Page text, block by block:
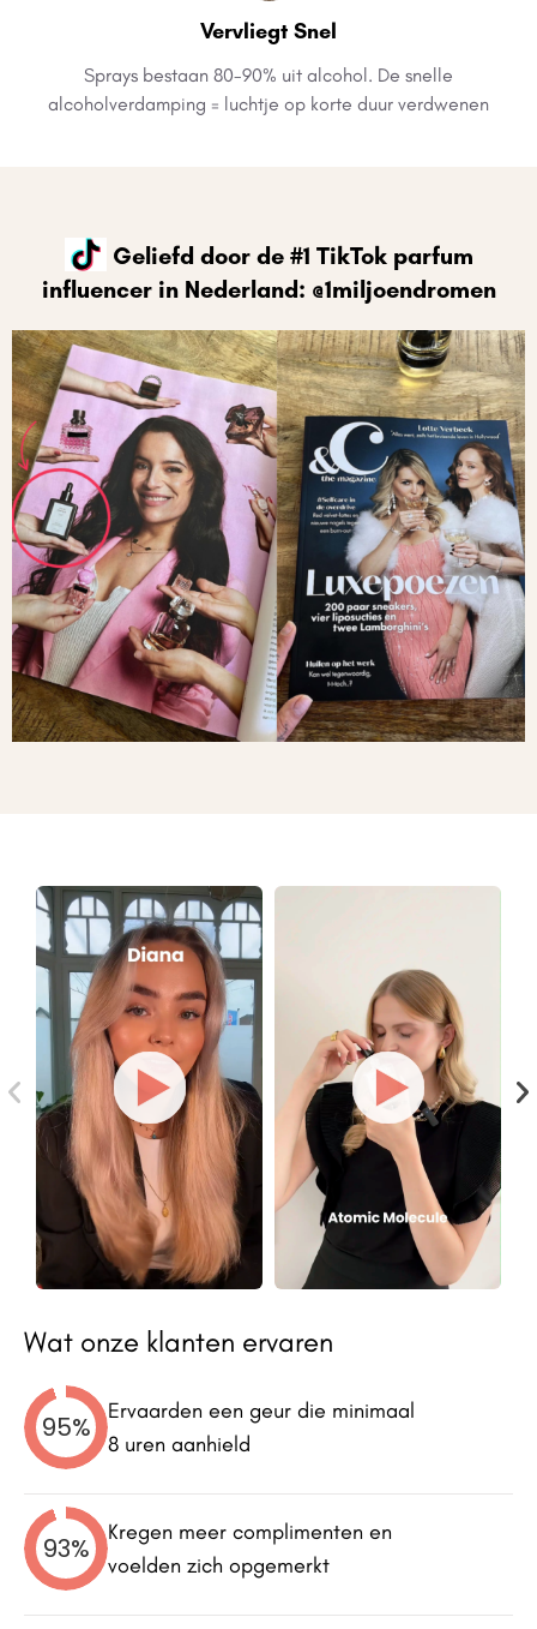
Vervliegt Snel
Sprays bestaan 80-90% uit alcohol. De snelle
alcoholverdamping = luchtje op korte duur verdwenen
Geliefd door de #1 TikTok parfum
influencer in Nederland: @1miljoendromen
Wat onze klanten ervaren
95%
Ervaarden een geur die minimaal
8 uren aanhield
93%
Kregen meer complimenten en
voelden zich opgemerkt